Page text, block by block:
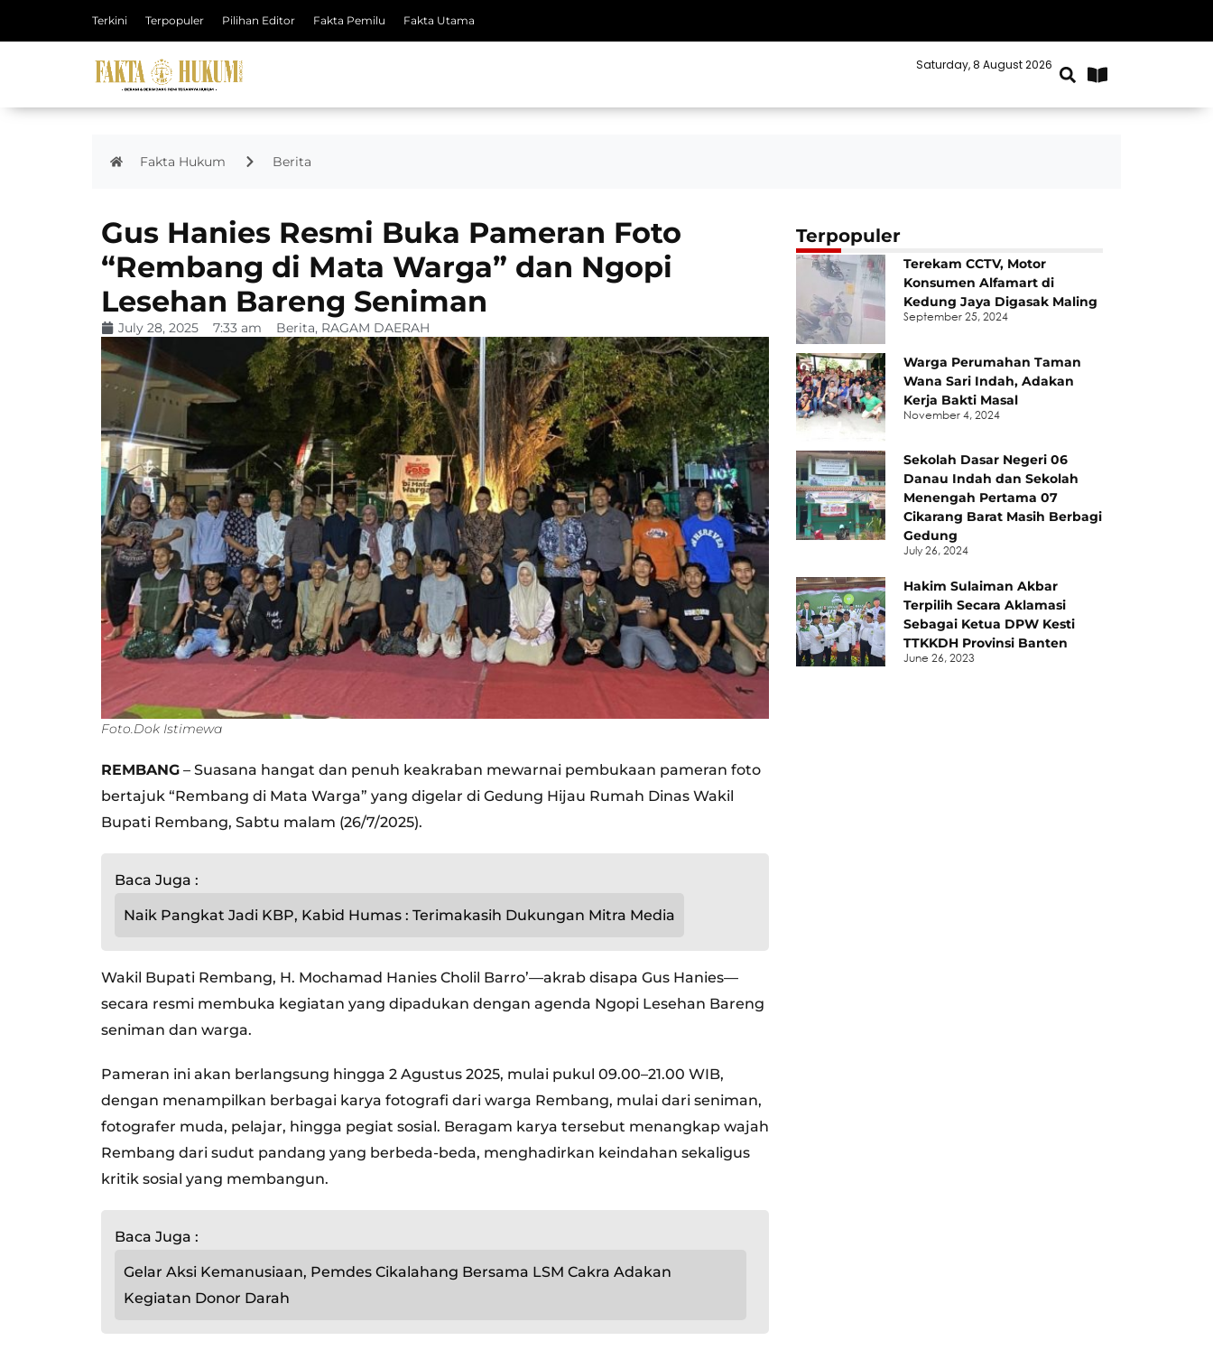
Terkini Terpopuler Pilihan Editor Fakta Pemilu Fakta Utama
Saturday, 8 August 2026
Fakta Hukum Berita
Gus Hanies Resmi Buka Pameran Foto
“Rembang di Mata Warga” dan Ngopi
Lesehan Bareng Seniman
July 28, 2025 7:33 am Berita, RAGAM DAERAH
Foto.Dok Istimewa
REMBANG – Suasana hangat dan penuh keakraban mewarnai pembukaan pameran foto
bertajuk “Rembang di Mata Warga” yang digelar di Gedung Hijau Rumah Dinas Wakil
Bupati Rembang, Sabtu malam (26/7/2025).
Baca Juga :
Naik Pangkat Jadi KBP, Kabid Humas : Terimakasih Dukungan Mitra Media
Wakil Bupati Rembang, H. Mochamad Hanies Cholil Barro’—akrab disapa Gus Hanies—
secara resmi membuka kegiatan yang dipadukan dengan agenda Ngopi Lesehan Bareng
seniman dan warga.
Pameran ini akan berlangsung hingga 2 Agustus 2025, mulai pukul 09.00–21.00 WIB,
dengan menampilkan berbagai karya fotografi dari warga Rembang, mulai dari seniman,
fotografer muda, pelajar, hingga pegiat sosial. Beragam karya tersebut menangkap wajah
Rembang dari sudut pandang yang berbeda-beda, menghadirkan keindahan sekaligus
kritik sosial yang membangun.
Baca Juga :
Gelar Aksi Kemanusiaan, Pemdes Cikalahang Bersama LSM Cakra Adakan
Kegiatan Donor Darah
Terpopuler
Terekam CCTV, Motor
Konsumen Alfamart di
Kedung Jaya Digasak Maling
September 25, 2024
Warga Perumahan Taman
Wana Sari Indah, Adakan
Kerja Bakti Masal
November 4, 2024
Sekolah Dasar Negeri 06
Danau Indah dan Sekolah
Menengah Pertama 07
Cikarang Barat Masih Berbagi
Gedung
July 26, 2024
Hakim Sulaiman Akbar
Terpilih Secara Aklamasi
Sebagai Ketua DPW Kesti
TTKKDH Provinsi Banten
June 26, 2023